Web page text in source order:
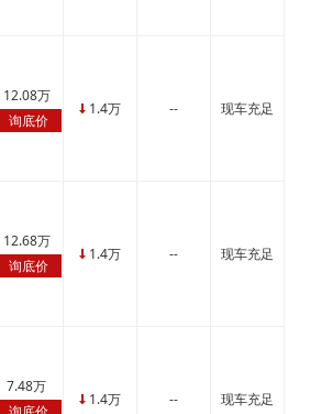
12.08万
询底价
↓ 1.4万 -- 现车充足
12.68万
询底价
↓ 1.4万 -- 现车充足
7.48万
↓ 1.4万 -- 现车充足